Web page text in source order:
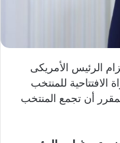
الرئيس الأمريكى
الافتتاحية للمنتخب
بكأس العالم 2026، والمقرر أن تجمع المنتخب